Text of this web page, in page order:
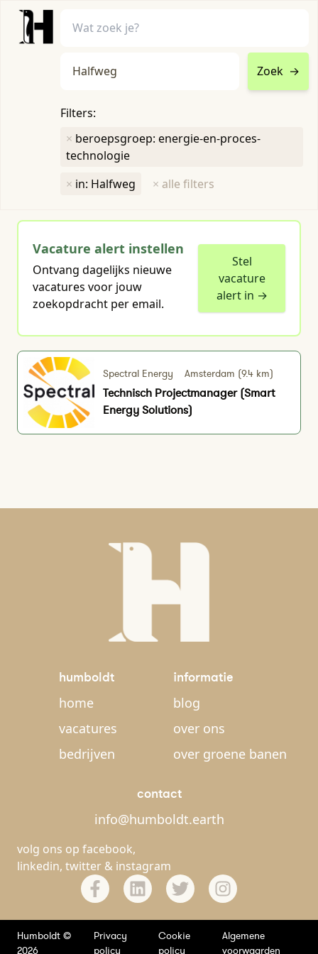
Zoek →
Filters:
× beroepsgroep: energie-en-proces-
technologie
× in: Halfweg × alle filters
voor je gevonden
Vacature alert instellen
Ontvang dagelijks nieuwe
vacatures voor jouw
zoekopdracht per email.
Stel
vacature
alert in →
Spectral Energy Amsterdam (9.4 km)
Technisch Projectmanager (Smart
Energy Solutions)
humboldt
home
vacatures
bedrijven
informatie
blog
over ons
over groene banen
contact
info@humboldt.earth
volg ons op facebook,
linkedin, twitter & instagram
Humboldt ©
2026
Privacy
policy
Cookie
policy
Algemene
voorwaarden